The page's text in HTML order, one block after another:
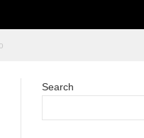
Search